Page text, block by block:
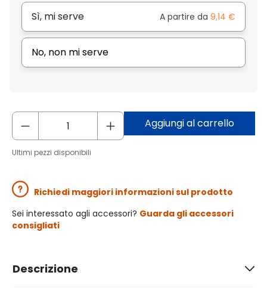
Sì, mi serve A partire da 9,14 €
No, non mi serve
Aggiungi al carrello
Ultimi pezzi disponibili
Richiedi maggiori informazioni sul prodotto
Sei interessato agli accessori? Guarda gli accessori
consigliati
Descrizione